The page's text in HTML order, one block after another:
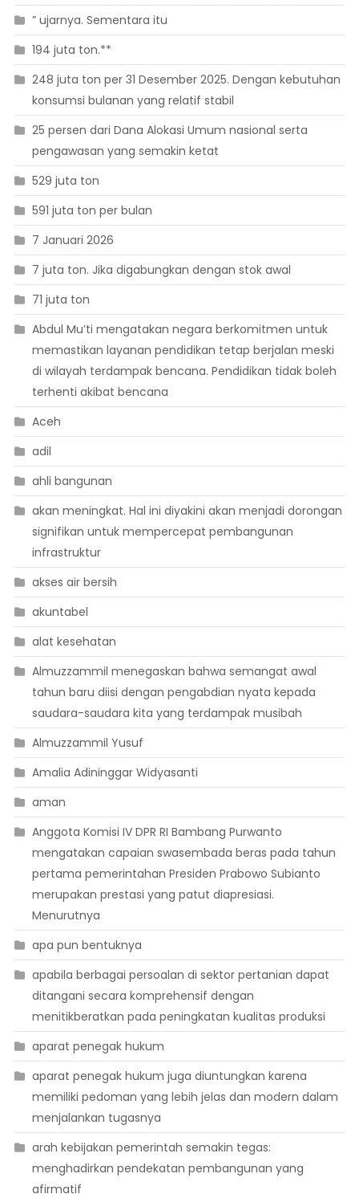
” ujarnya. Sementara itu
194 juta ton.**
248 juta ton per 31 Desember 2025. Dengan kebutuhan
konsumsi bulanan yang relatif stabil
25 persen dari Dana Alokasi Umum nasional serta
pengawasan yang semakin ketat
529 juta ton
591 juta ton per bulan
7 Januari 2026
7 juta ton. Jika digabungkan dengan stok awal
71 juta ton
Abdul Mu’ti mengatakan negara berkomitmen untuk
memastikan layanan pendidikan tetap berjalan meski
di wilayah terdampak bencana. Pendidikan tidak boleh
terhenti akibat bencana
Aceh
adil
ahli bangunan
akan meningkat. Hal ini diyakini akan menjadi dorongan
signifikan untuk mempercepat pembangunan
infrastruktur
akses air bersih
akuntabel
alat kesehatan
Almuzzammil menegaskan bahwa semangat awal
tahun baru diisi dengan pengabdian nyata kepada
saudara-saudara kita yang terdampak musibah
Almuzzammil Yusuf
Amalia Adininggar Widyasanti
aman
Anggota Komisi IV DPR RI Bambang Purwanto
mengatakan capaian swasembada beras pada tahun
pertama pemerintahan Presiden Prabowo Subianto
merupakan prestasi yang patut diapresiasi.
Menurutnya
apa pun bentuknya
apabila berbagai persoalan di sektor pertanian dapat
ditangani secara komprehensif dengan
menitikberatkan pada peningkatan kualitas produksi
aparat penegak hukum
aparat penegak hukum juga diuntungkan karena
memiliki pedoman yang lebih jelas dan modern dalam
menjalankan tugasnya
arah kebijakan pemerintah semakin tegas:
menghadirkan pendekatan pembangunan yang
afirmatif